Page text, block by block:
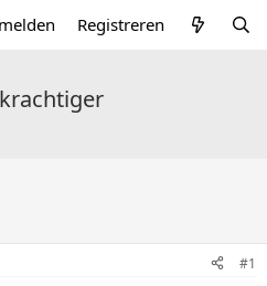
Registreren
#1